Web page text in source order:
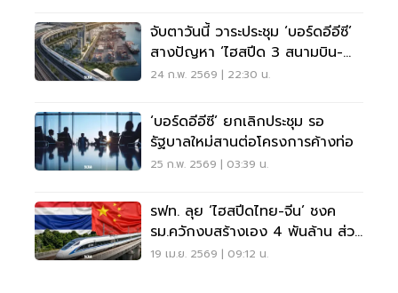
จับตาวันนี้ วาระประชุม ‘บอร์ดอีอีซี’
สางปัญหา ‘ไฮสปีด 3 สนามบิน-
แหลมฉบังเฟส 3’
24 ก.พ. 2569 | 22:30 น.
‘บอร์ดอีอีซี’ ยกเลิกประชุม รอ
รัฐบาลใหม่สานต่อโครงการค้างท่อ
25 ก.พ. 2569 | 03:39 น.
รฟท. ลุย ‘ไฮสปีดไทย-จีน’ ชงค
รม.ควักงบสร้างเอง 4 พันล้าน ส่วน
ทับซ้อน 3 สนามบิน
19 เม.ย. 2569 | 09:12 น.